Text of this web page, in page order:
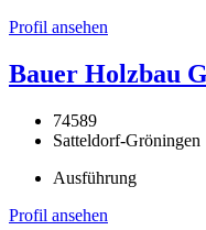
Profil ansehen
Bauer Holzbau
74589
Satteldorf-Gröningen
Ausführung
Profil ansehen